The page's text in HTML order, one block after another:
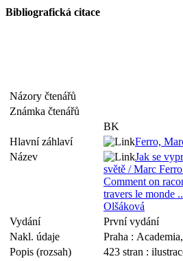
Bibliografická citace
Názory čtenářů
Známka čtenářů
BK
Hlavní záhlaví
Ferro,
Název
Jak se
světě / Marc
Comment on
travers le monde
Olšáková
Vydání
První vydání
Nakl. údaje
Praha :
Popis (rozsah)
423 stran :